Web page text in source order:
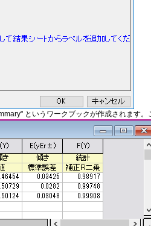
というワークブックが作成されます。